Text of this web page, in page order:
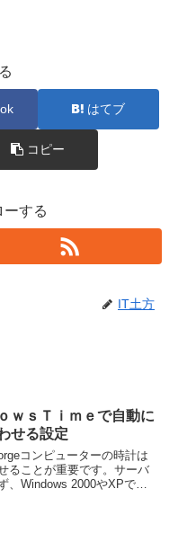
はてブ
コピー
ーする
IT土方
ｗｓＴｉｍｅで自動に
せる設定
コンピューターの時計は
ることが重要です。サーバ
、Windows 2000やXPで